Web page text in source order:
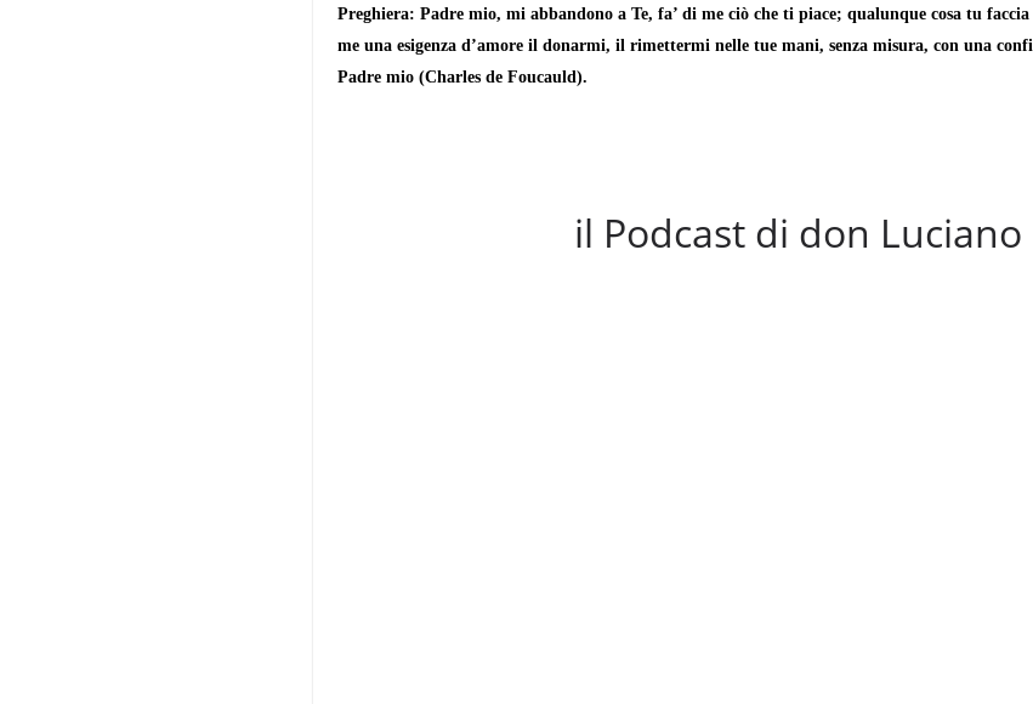
Preghiera: Padre mio, mi abbandono a Te, fa’ di me ciò che ti piace; qualunque cosa tu
me una esigenza d’amore il donarmi, il rimettermi nelle tue mani, senza misura, con una
Padre mio (Charles de Foucauld).
il Podcast di don Luciano